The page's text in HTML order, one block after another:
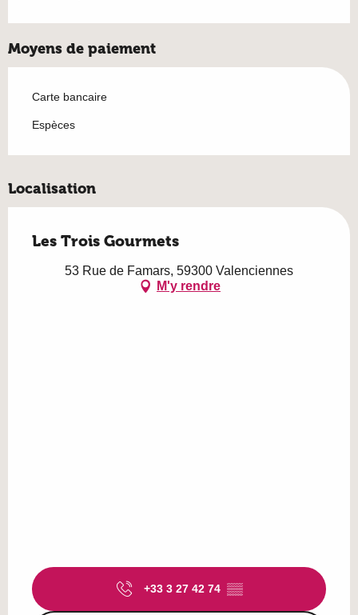
Moyens de paiement
Carte bancaire
Espèces
Localisation
Les Trois Gourmets
53 Rue de Famars, 59300 Valenciennes
M'y rendre
+33 3 27 42 74 ▒▒